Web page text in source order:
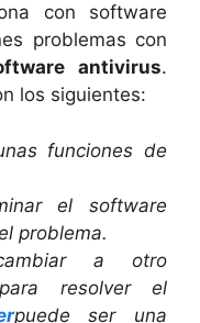
con software
problemas con
antivirus.
los siguientes:
funciones de
el software
problema.
a otro
resolver el
puede ser una